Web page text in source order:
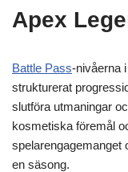
Apex
Battle Pass-nivåerna
strukturerat
slutföra utmaningar
kosmetiska föremål
spelarengagemanget
en säsong.